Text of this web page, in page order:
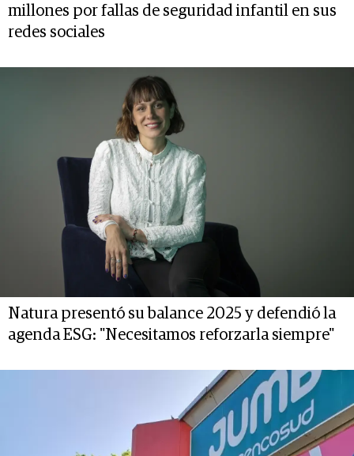
millones por fallas de seguridad infantil en sus
redes sociales
Natura presentó su balance 2025 y defendió la
agenda ESG: "Necesitamos reforzarla siempre"